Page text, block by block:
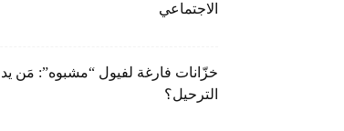
الاجتماعي
خزّانات فارغة لفيول “مشبوه”: مَن
الترحيل؟